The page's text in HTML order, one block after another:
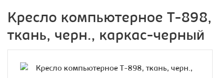
Кресло компьютерное T-898,
ткань, черн., каркас-черный